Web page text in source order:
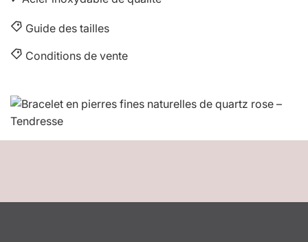
r
Guide des tailles
Conditions de vente